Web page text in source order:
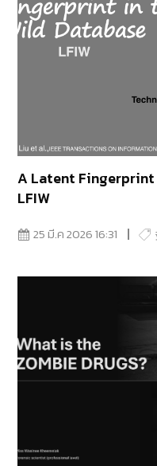
A Latent
LFIW
25 มี.ค 2026 16:31